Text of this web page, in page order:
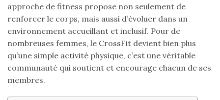
approche de fitness propose non seulement de
renforcer le corps, mais aussi d’évoluer dans un
environnement accueillant et inclusif. Pour de
nombreuses femmes, le CrossFit devient bien plus
qu’une simple activité physique, c’est une véritable
communauté qui soutient et encourage chacun de ses
membres.